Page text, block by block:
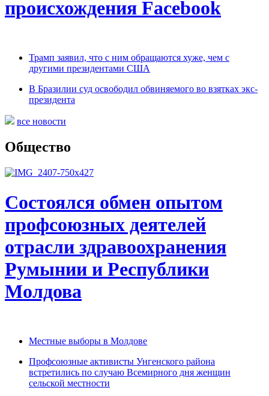
происхождения Facebook
Трамп заявил, что с ним обращаются хуже, чем с
другими президентами США
В Бразилии суд освободил обвиняемого во взятках экс-
президента
все новости
Общество
Состоялся обмен опытом
профсоюзных деятелей
отрасли здравоохранения
Румынии и Республики
Молдова
Местные выборы в Молдове
Профсоюзные активисты Унгенского района
встретились по случаю Всемирного дня женщин
сельской местности